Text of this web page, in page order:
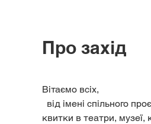
Про захід
Вітаємо всіх,
квитки в театри, музеї,